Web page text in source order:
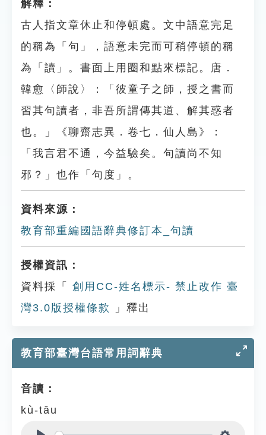
解釋：
古人指文章休止和停頓處。文中語意完足
的稱為「句」，語意未完而可稍停頓的稱
為「讀」。書面上用圈和點來標記。唐．
韓愈〈師說〉：「彼童子之師，授之書而
習其句讀者，非吾所謂傳其道、解其惑者
也。」《聊齋志異．卷七．仙人島》：
「我言君不通，今益驗矣。句讀尚不知
邪？」也作「句度」。
資料來源：
教育部重編國語辭典修訂本_句讀
授權資訊：
資料採「
創用CC-姓名標示- 禁止改作 臺
灣3.0版授權條款
」釋出
教育部臺灣台語常用詞辭典
音讀：
kù-tāu